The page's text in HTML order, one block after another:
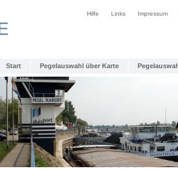
Hilfe Links Impressum
Start Pegelauswahl über Karte